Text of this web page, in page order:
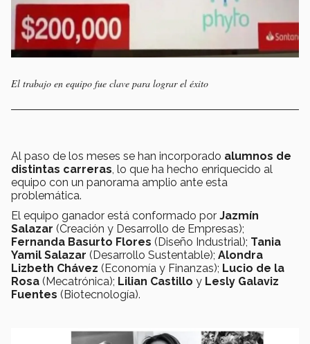
El trabajo en equipo fue clave para lograr el éxito
Al paso de los meses se han incorporado alumnos de
distintas carreras, lo que ha hecho enriquecido al
equipo con un panorama amplio ante esta
problemática.
El equipo ganador está conformado por Jazmín
Salazar (Creación y Desarrollo de Empresas);
Fernanda Basurto Flores (Diseño Industrial); Tania
Yamil Salazar (Desarrollo Sustentable); Alondra
Lizbeth Chávez (Economía y Finanzas); Lucio de la
Rosa (Mecatrónica); Lilian Castillo y Lesly Galaviz
Fuentes (Biotecnología).